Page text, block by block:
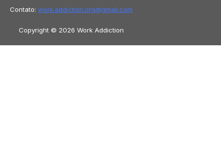
Contato: work.addiction.org@gmail.com
Copyright © 2026 Work Addiction